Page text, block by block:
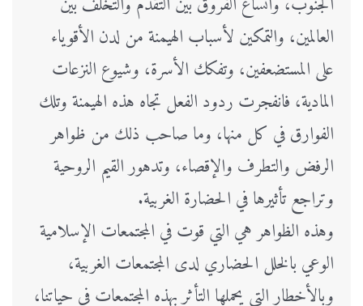
العالمين، والتمكين لأسباب الهيمنة من لدن الأقوياء
على المستضعفين، وتفكك الأسرة، وشيوع النزعات
المادية، فانفجرت ردود الفعل تجاه هذه الهيمنة وتلك
الفوارق في كل منها، وما صاحب ذلك من ظواهر
الرفض والتطرف والإقصاء، وتدهور القيم الروحية
وتراجع تأثيرها في الحضارة الغربية.
وهذه الظواهر هي التي قوت في المجتمعات الإسلامية
الوعي بالخلل الحضاري لدى المجتمعات الغربية،
وبالأخطار التي يحملها التأثر بهذه المجتمعات في حياتنا،